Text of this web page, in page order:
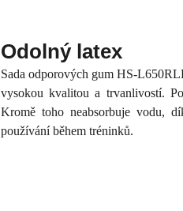
Odolný latex
Sada odporových gum HS-
vysokou kvalitou a trvanlivostí.
Kromě toho neabsorbuje vodu,
používání během tréninků.